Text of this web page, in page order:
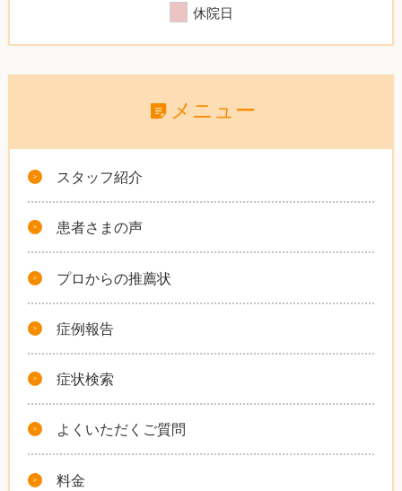
休院日
メニュー
スタッフ紹介
患者さまの声
プロからの推薦状
症例報告
症状検索
よくいただくご質問
料金